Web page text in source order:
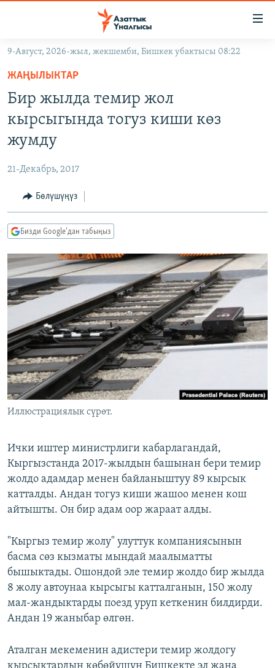
Навигацияга
өтүңүз
Издөөгө
салыңызКЫРГЫЗСТАН
МАДАНИЯТ
ДҮЙНӨ
УКРАИНА
ТВ ПРОГРАММАЛАР
БҮГҮН АЗАТТЫКТА
ДАНИСТЕ
ЭЖЕ-СИҢДИЛЕР
ЫҢГАЙСЫЗ СУРООЛОР
ПОДКАСТ
Русский
ОНЛАЙН ШЕРИНЕ
ЭЕ/АРнун бардык сайттары
9-Август, 2026-жыл, жекшемби, Бишкек убактысы 08:22
ЖАҢЫЛЫКТАР
Бир жылда темир жол
кырсыгында тогуз киши көз
жумду
21-Декабрь, 2017
Бөлүшүңүз
Бизди Google'дан табыңыз
Иллюстрациялык сүрөт.
Ички иштер министрлиги кабарлагандай,
Кыргызстанда 2017-жылдын башынан бери темир
жолдо адамдар менен байланыштуу 89 кырсык
катталды. Андан тогуз киши жашоо менен кош
айтышты. Он бир адам оор жараат алды.
"Кыргыз темир жолу" улуттук компаниясынын
басма сөз кызматы мындай маалыматты
бышыктады. Ошондой эле темир жолдо бир жылда
8 жолу автоунаа кырсыгы катталганын, 150 жолу
мал-жандыктарды поезд уруп кеткенин билдирди.
Андан 19 жаныбар өлгөн.
Аталган мекеменин адистери темир жолдогу